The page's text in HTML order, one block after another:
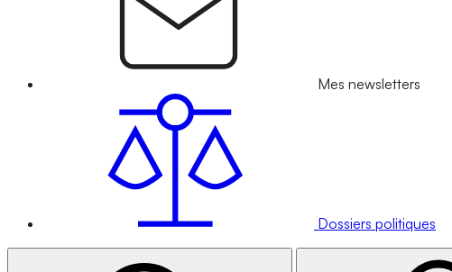
Mes newsletters
Dossiers politiques